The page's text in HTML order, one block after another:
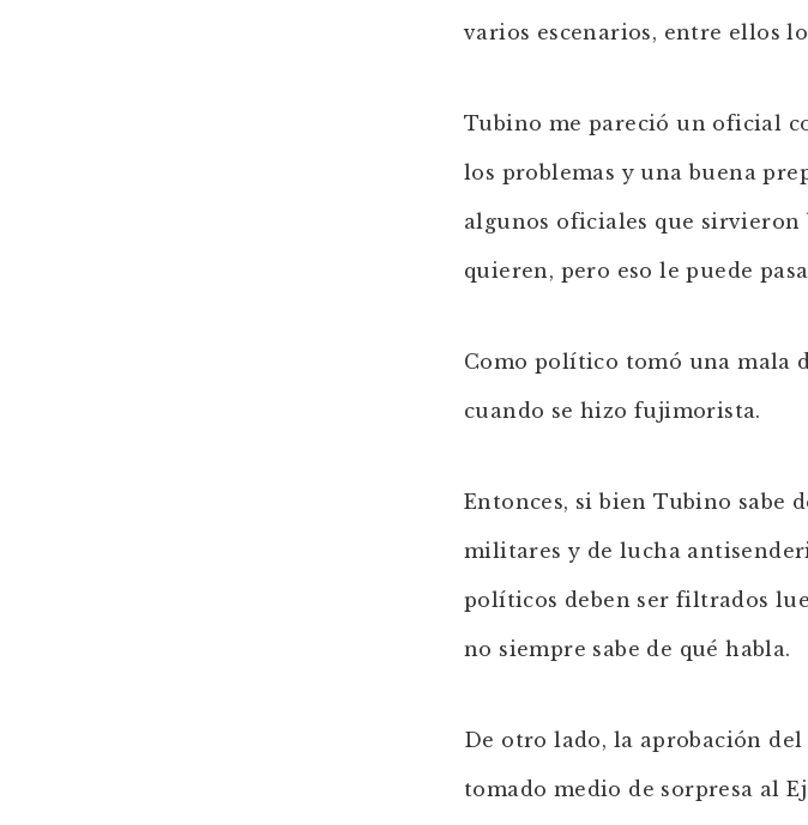
varios escenarios, entre ellos
Tubino me pareció un oficial
los problemas y una buena
algunos oficiales que sirvieron
quieren, pero eso le puede
Como político tomó una mala
cuando se hizo fujimorista.
Entonces, si bien Tubino sabe
militares y de lucha
políticos deben ser filtrados
no siempre sabe de qué habla.
De otro lado, la aprobación
tomado medio de sorpresa al